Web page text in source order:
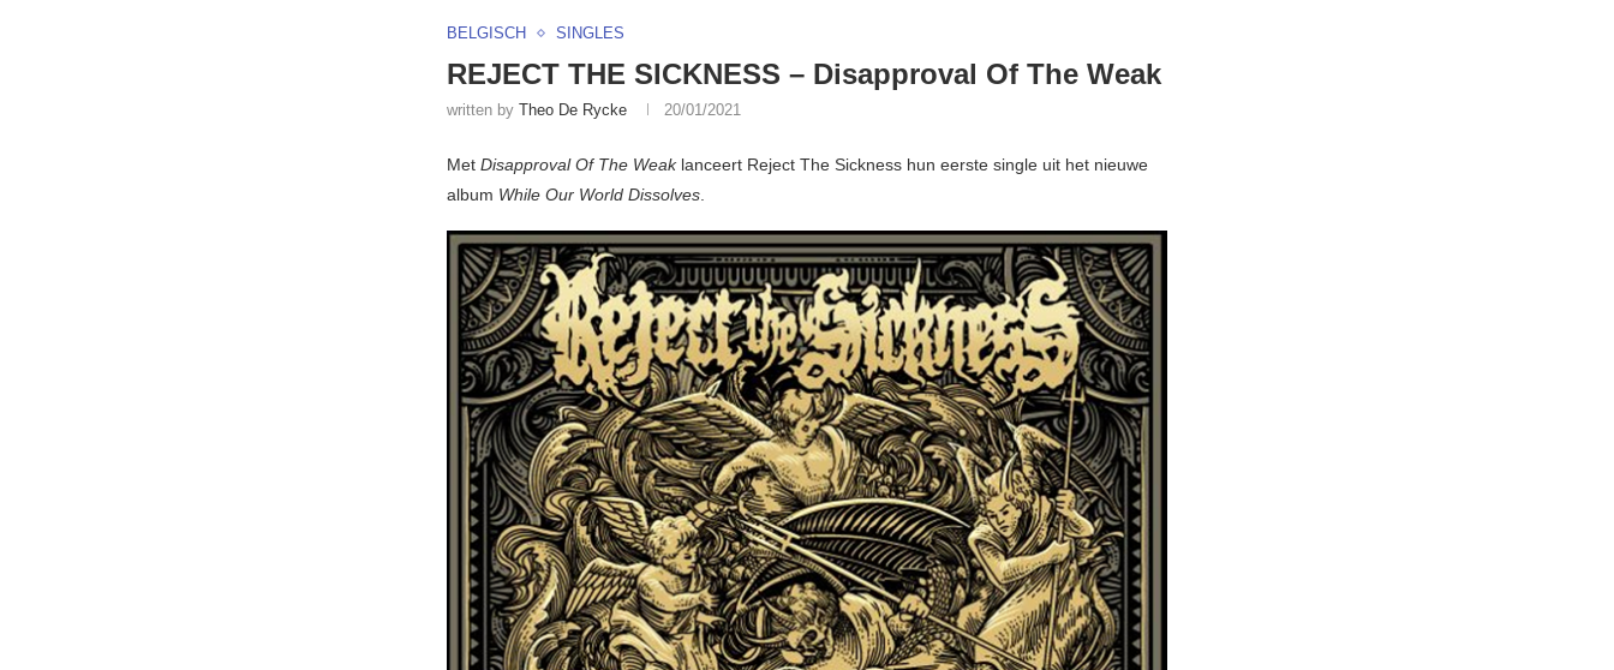
BELGISCH SINGLES
REJECT THE SICKNESS – Disapproval Of The Weak
written by Theo De Rycke 20/01/2021
Met Disapproval Of The Weak lanceert Reject The Sickness hun eerste single uit het nieuwe
album While Our World Dissolves.